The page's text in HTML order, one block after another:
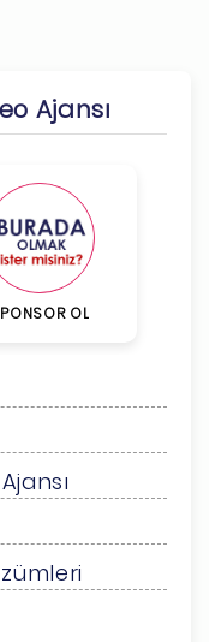
Ajansı
OL